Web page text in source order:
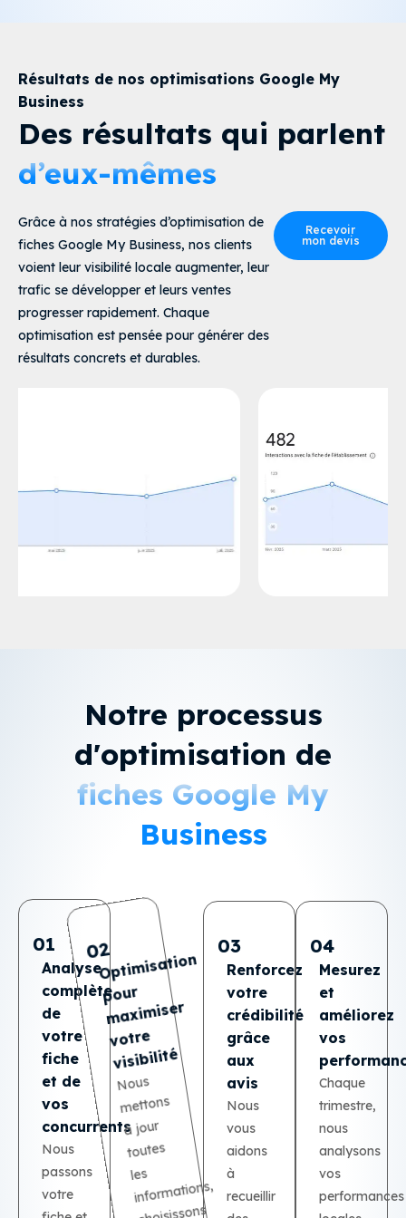
Résultats de nos optimisations Google My
Business
Des résultats qui parlent
d’eux-mêmes
Grâce à nos stratégies d’optimisation de
fiches Google My Business, nos clients
voient leur visibilité locale augmenter, leur
trafic se développer et leurs ventes
progresser rapidement. Chaque
optimisation est pensée pour générer des
résultats concrets et durables.
Recevoir
mon devis
Notre processus
d'optimisation de
fiches Google My
Business
01
Analyse
complète
de
votre
fiche
et de
vos
concurrents
Nous
passons
votre
02Opti
misation
pour
maxi
miser
votre
visibilité
Nous
mettons
à jour
toutes
les
infor
mations,
Renforcez
votre
crédibilité
grâce
aux
avis
Nous
vous
aidons
à
recueillir
des
Mesurez
améliorez
vos
Chaque
trimestre,
nous
analysons
vos
performances